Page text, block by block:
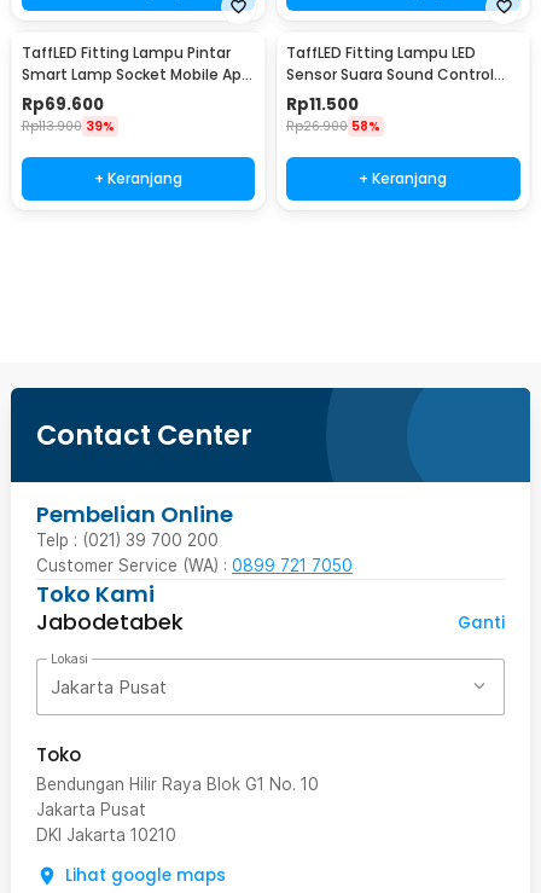
TaffLED Fitting Lampu Pintar
Smart Lamp Socket Mobile App
E27 - DT-500
Rp69.600
Rp113.900 39%
+ Keranjang
TaffLED Fitting Lampu LED
Sensor Suara Sound Control
Socket E27 40W - SP-525
Rp11.500
Rp26.900 58%
+ Keranjang
Contact Center
Pembelian Online
Telp : (021) 39 700 200
Customer Service (WA) : 0899 721 7050
Toko Kami
Jabodetabek
Ganti
Lokasi
Jakarta Pusat
Toko
Bendungan Hilir Raya Blok G1 No. 10
Jakarta Pusat
DKI Jakarta 10210
Lihat google maps